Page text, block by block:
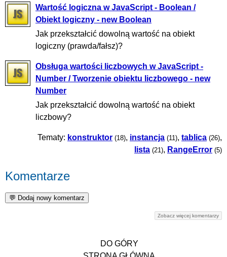
Wartość logiczna w JavaScript - Boolean /
Obiekt logiczny - new Boolean
Jak przekształcić dowolną wartość na obiekt
logiczny (prawda/fałsz)?
Obsługa wartości liczbowych w JavaScript -
Number / Tworzenie obiektu liczbowego - new
Number
Jak przekształcić dowolną wartość na obiekt
liczbowy?
Tematy: konstruktor (18), instancja (11), tablica (26),
lista (21), RangeError (5)
Komentarze
Zobacz więcej komentarzy
DO GÓRY